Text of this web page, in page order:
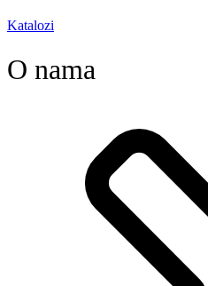
Katalozi
O nama